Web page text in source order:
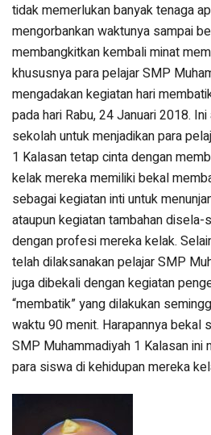
tidak memerlukan banyak tenaga
mengorbankan waktunya sampai
membangkitkan kembali minat
khususnya para pelajar SMP
mengadakan kegiatan hari
pada hari Rabu, 24 Januari 2018.
sekolah untuk menjadikan para
1 Kalasan tetap cinta dengan
kelak mereka memiliki bekal
sebagai kegiatan inti untuk
ataupun kegiatan tambahan
dengan profesi mereka kelak.
telah dilaksanakan pelajar SMP
juga dibekali dengan kegiatan
“membatik” yang dilakukan
waktu 90 menit. Harapannya bekal
SMP Muhammadiyah 1 Kalasan ini
para siswa di kehidupan mereka